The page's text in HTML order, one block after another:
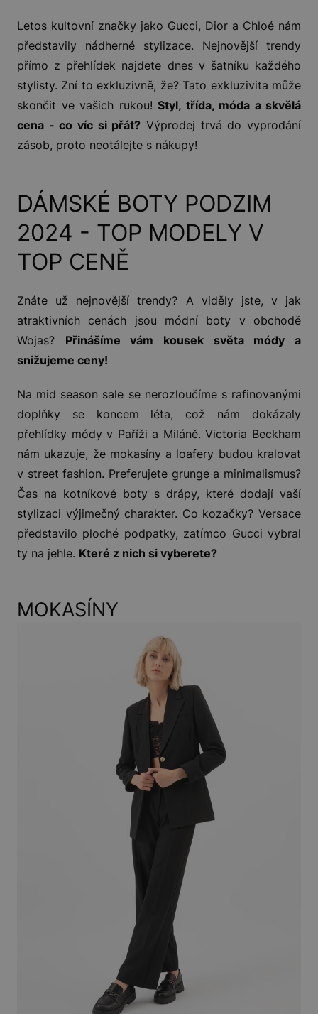
Letos kultovní značky jako Gucci, Dior a Chloé nám
představily nádherné stylizace. Nejnovější trendy
přímo z přehlídek najdete dnes v šatníku každého
stylisty. Zní to exkluzivně, že? Tato exkluzivita může
skončit ve vašich rukou! Styl, třída, móda a skvělá
cena - co víc si přát? Výprodej trvá do vyprodání
zásob, proto neotálejte s nákupy!
DÁMSKÉ BOTY PODZIM
2024 - TOP MODELY V
TOP CENĚ
Znáte už nejnovější trendy? A viděly jste, v jak
atraktivních cenách jsou módní boty v obchodě
Wojas? Přinášíme vám kousek světa módy a
snižujeme ceny!
Na mid season sale se nerozloučíme s rafinovanými
doplňky se koncem léta, což nám dokázaly
přehlídky módy v Paříži a Miláně. Victoria Beckham
nám ukazuje, že mokasíny a loafery budou kralovat
v street fashion. Preferujete grunge a minimalismus?
Čas na kotníkové boty s drápy, které dodají vaší
stylizaci výjimečný charakter. Co kozačky? Versace
představilo ploché podpatky, zatímco Gucci vybral
ty na jehle. Které z nich si vyberete?
MOKASÍNY